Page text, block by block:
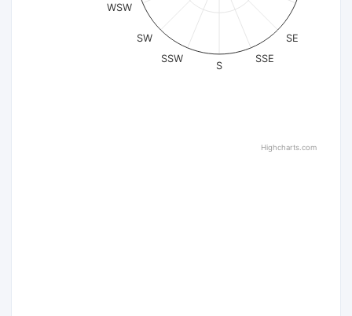
SE
SSE
S
SSW
SW
WSW
Highcharts.com